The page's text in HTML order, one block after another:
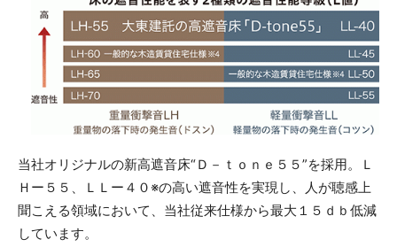
当社オリジナルの新高遮音床“Ｄ－ｔｏｎｅ５５”を採用。Ｌ
Ｈー５５、ＬＬー４０※の高い遮音性を実現し、人が聴感上
聞こえる領域において、当社従来仕様から最大１５ｄｂ低減
しています。